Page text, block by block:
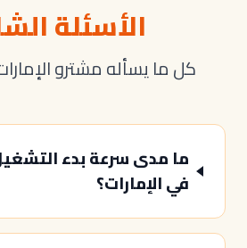
الأسئلة
كل ما يسأله مشترو
في الإمارات؟